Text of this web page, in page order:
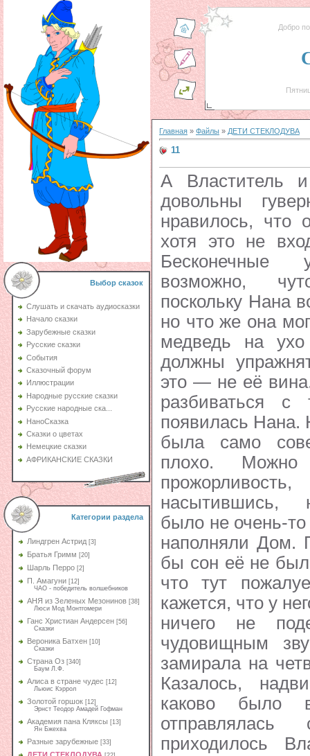
Выбор сказок
Слушать и скачать аудиосказки
Начало сказки
Зарубежные сказки
Русские сказки
События
Сказочный форум
Иллюстрации
Народные русские сказки
Русские народные ска...
НаноСказка
Сказки о цветах
Немецкие сказки
АФРИКАНСКИЕ СКАЗКИ
Категории раздела
Линдгрен Астрид [3]
Братья Гримм [20]
Шарль Перро [2]
П. Амагуни [12]
ЧАО - победитель волшебников
АНЯ из Зеленых Мезонинов [38]
Люси Мод Монтгомери
Ганс Христиан Андерсен [56]
Сказки
Вероника Батхен [10]
Сказки
Страна Оз [340]
Баум Л.Ф.
Алиса в стране чудес [12]
Льюис Кэррол
Золотой горшок [12]
Эрнст Теодор Амадей Гофман
Академия пана Кляксы [13]
Ян Бжехва
Разные зарубежные [33]
Добро
Главная » Файлы » ДЕТИ СТЕКЛОДУВА
11
А Властитель
довольны
нравилось, что
хотя это не
возможно,
поскольку Нана
но что же она
медведь на
должны
это — не её
разбиваться
появилась Нана.
была само
плохо.
насытившись,
было не очень-
наполняли
бы сон её не был
что тут
кажется, что у
ничего не
чудовищным
замирала на
Казалось,
каково было
приходилось